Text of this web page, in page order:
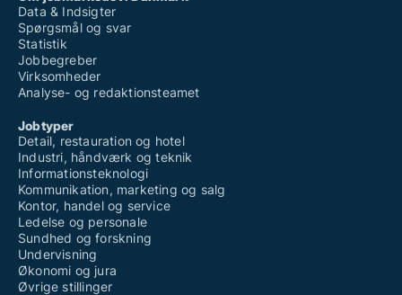
Data & Indsigter
Spørgsmål og svar
Statistik
Jobbegreber
Virksomheder
Analyse- og redaktionsteamet
Jobtyper
Detail, restauration og hotel
Industri, håndværk og teknik
Informationsteknologi
Kommunikation, marketing og salg
Kontor, handel og service
Ledelse og personale
Sundhed og forskning
Undervisning
Økonomi og jura
Øvrige stillinger